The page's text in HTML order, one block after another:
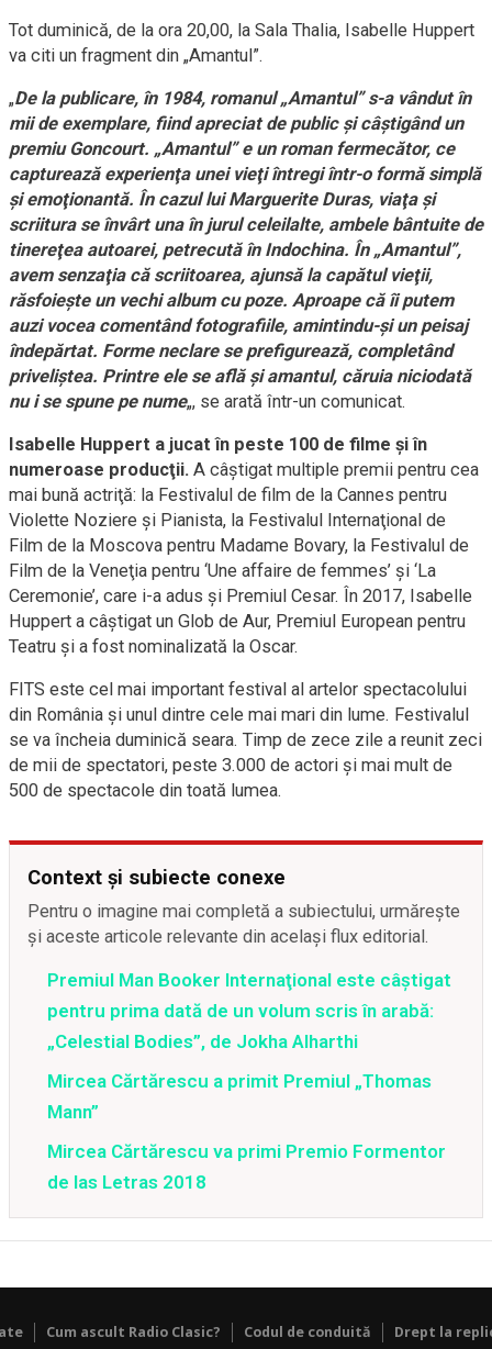
Tot duminică, de la ora 20,00, la Sala Thalia, Isabelle Huppert
va citi un fragment din „Amantul”.
„De la publicare, în 1984, romanul „Amantul” s-a vândut în
mii de exemplare, fiind apreciat de public şi câştigând un
premiu Goncourt. „Amantul” e un roman fermecător, ce
capturează experienţa unei vieţi întregi într-o formă simplă
şi emoţionantă. În cazul lui Marguerite Duras, viaţa şi
scriitura se învârt una în jurul celeilalte, ambele bântuite de
tinereţea autoarei, petrecută în Indochina. În „Amantul”,
avem senzaţia că scriitoarea, ajunsă la capătul vieţii,
răsfoieşte un vechi album cu poze. Aproape că îi putem
auzi vocea comentând fotografiile, amintindu-şi un peisaj
îndepărtat. Forme neclare se prefigurează, completând
priveliştea. Printre ele se află şi amantul, căruia niciodată
nu i se spune pe nume„, se arată într-un comunicat.
Isabelle Huppert a jucat în peste 100 de filme şi în
numeroase producţii. A câştigat multiple premii pentru cea
mai bună actriţă: la Festivalul de film de la Cannes pentru
Violette Noziere şi Pianista, la Festivalul Internaţional de
Film de la Moscova pentru Madame Bovary, la Festivalul de
Film de la Veneţia pentru ‘Une affaire de femmes’ şi ‘La
Ceremonie’, care i-a adus şi Premiul Cesar. În 2017, Isabelle
Huppert a câştigat un Glob de Aur, Premiul European pentru
Teatru şi a fost nominalizată la Oscar.
FITS este cel mai important festival al artelor spectacolului
din România şi unul dintre cele mai mari din lume. Festivalul
se va încheia duminică seara. Timp de zece zile a reunit zeci
de mii de spectatori, peste 3.000 de actori şi mai mult de
500 de spectacole din toată lumea.
Context și subiecte conexe
Pentru o imagine mai completă a subiectului, urmărește
și aceste articole relevante din același flux editorial.
Premiul Man Booker Internaţional este câştigat
pentru prima dată de un volum scris în arabă:
„Celestial Bodies”, de Jokha Alharthi
Mircea Cărtărescu a primit Premiul „Thomas
Mann”
Mircea Cărtărescu va primi Premio Formentor
de las Letras 2018
Cum ascult Radio Clasic? Codul de conduită Drept la